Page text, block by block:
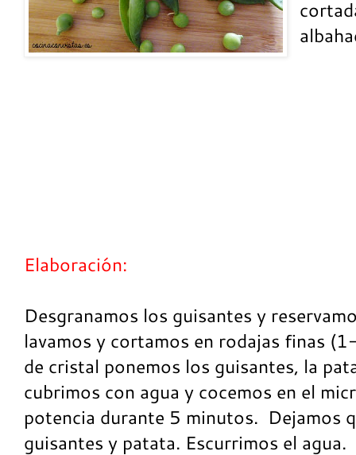
Elaboración:
Desgranamos los guisantes y
lavamos y cortamos en rodajas finas
de cristal ponemos los guisantes, la
cubrimos con agua y cocemos en el
potencia durante 5 minutos. Dejamos
guisantes y patata. Escurrimos el agua.